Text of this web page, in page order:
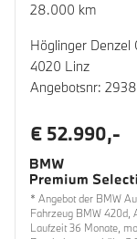
28.000 km
Höglinger Denzel
4020 Linz
Angebotsnr:
€ 52.990,-
* Angebot der BMW
Fahrzeug BMW 420d,
Laufzeit 36 Monate,